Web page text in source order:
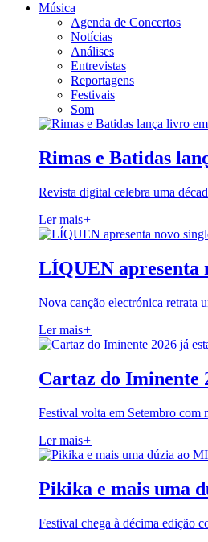
Música
Agenda de Concertos
Notícias
Análises
Entrevistas
Reportagens
Festivais
Som
Rimas e Batidas
Revista digital celebra uma
Ler mais+
LÍQUEN apresenta
Nova canção electrónica retrata
Ler mais+
Cartaz do Iminente
Festival volta em Setembro com
Ler mais+
Pikika e mais uma
Festival chega à décima edição